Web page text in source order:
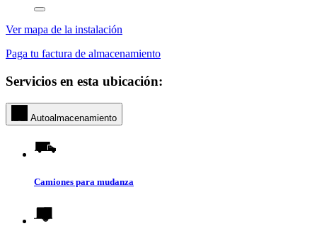
Ver mapa de la instalación
Paga tu factura de almacenamiento
Servicios en esta ubicación:
Autoalmacenamiento
Camiones para mudanza